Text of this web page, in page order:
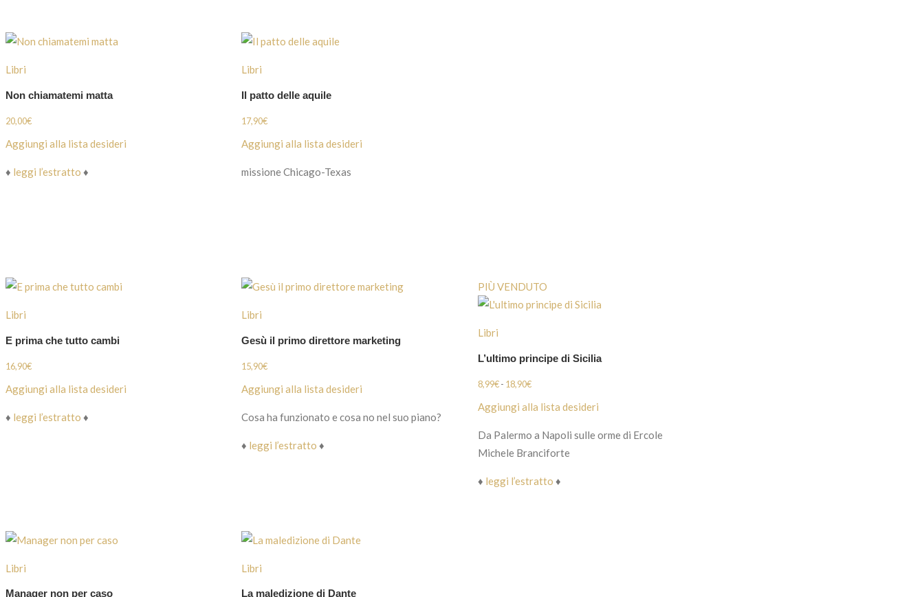
Libri
Non chiamatemi matta
20,00€
Aggiungi alla lista desideri
♦ leggi l’estratto ♦
Libri
Il patto delle aquile
17,90€
Aggiungi alla lista desideri
missione Chicago-Texas
Libri
E prima che tutto cambi
16,90€
Aggiungi alla lista desideri
♦ leggi l’estratto ♦
Libri
Gesù il primo direttore marketing
15,90€
Aggiungi alla lista desideri
Cosa ha funzionato e cosa no nel suo piano?
♦ leggi l’estratto ♦
PIÙ VENDUTO
Libri
L’ultimo principe di Sicilia
8,99€ - 18,90€Fascia
di
da
8,99€
Aggiungi alla lista desideri
Da Palermo a Napoli sulle orme di Ercole
Michele Branciforte
♦ leggi l’estratto ♦
Libri
Manager non per caso
Libri
La maledizione di Dante